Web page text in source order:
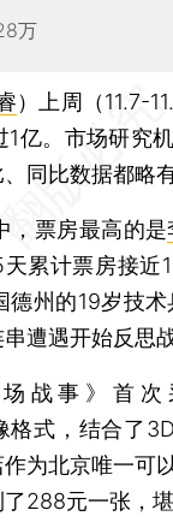
万
）
上周（11.7-
1亿。市场研究
同比数据都略
票房最高的是
累计票房接近
州的19岁技术
遭遇开始反思
事》首次
格式，结合了
为北京唯一可
288元一张，堪